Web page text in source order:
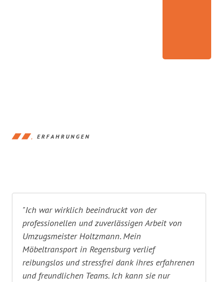
ERFAHRUNGEN
"Ich war wirklich beeindruckt von der
professionellen und zuverlässigen Arbeit von
Umzugsmeister Holtzmann. Mein
Möbeltransport in Regensburg verlief
reibungslos und stressfrei dank ihres erfahrenen
und freundlichen Teams. Ich kann sie nur